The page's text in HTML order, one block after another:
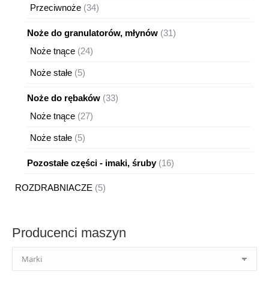
Przeciwnoże 3434
Noże do granulatorów, młynów 3131
Noże tnące 2424
Noże stałe 55
Noże do rębaków 3333
Noże tnące 2727
Noże stałe 55
Pozostałe części - imaki, śruby 1616
ROZDRABNIACZE
55
Producenci maszyn